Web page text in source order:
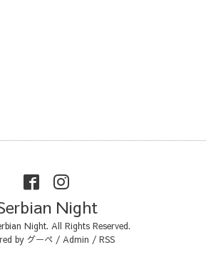
Night
Night. All Rights Reserved.
by グーペ/ Admin / RSS